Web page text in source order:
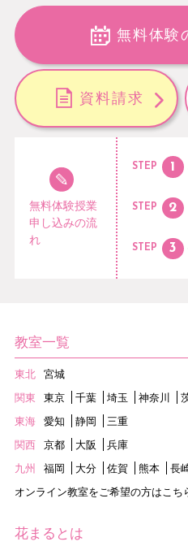
無料体験
資料請求
無料体験授業
申し込みの流
れ
STEP
STEP
STEP
教室一覧
東北
宮城
関東
東京 千葉 埼玉 神奈川
東海
愛知 静岡
三重
関西
京都 大阪
兵庫
九州
福岡 大分 佐賀 熊本
長
オンライン教室をご希望の方はこち
花まるとは